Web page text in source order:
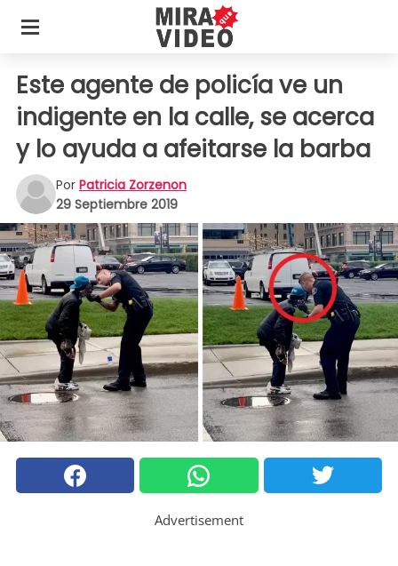
Este agente de policía ve un
indigente en la calle, se acerca
y lo ayuda a afeitarse la barba
Por Patricia Zorzenon
29 Septiembre 2019
Advertisement